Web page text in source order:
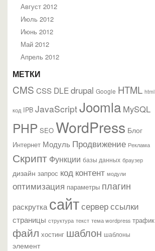
Август 2012
Июль 2012
Июнь 2012
Май 2012
Апрель 2012
МЕТКИ
CMS CSS DLEdrupal Google HTML html
код IPB JavaScriptJoomla MySQL
PHP SEO WordPress Блог
Интернет Модуль Продвижение Реклама
Скрипт Функции базы данных браузер
дизайн запрос код контент модули
оптимизация параметры плагин
раскрутка сайтсерверссылки
страницы структура текст тема wordpress трафик
файл хостинг шаблон шаблоны
элемент